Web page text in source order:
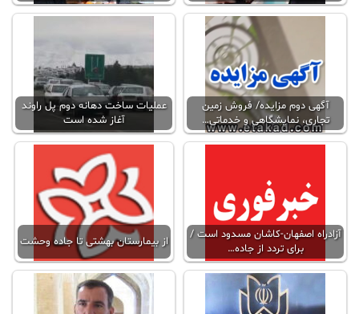
آگهی دوم مزایده/ فروش زمین
تجاری، نمایشگاهی و خدماتی…
عملیات ساخت دهانه دوم پل راوند
آغاز شده است
آزادراه اصفهان-کاشان مسدود است /
برای تردد از جاده…
از بیمارستان بهشتی تا جاده وحشت